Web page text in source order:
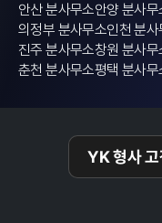
안산 분사무소안양 분사무
의정부 분사무소인천 분
진주 분사무소창원 분사무
춘천 분사무소평택 분사무
YK 형사 고